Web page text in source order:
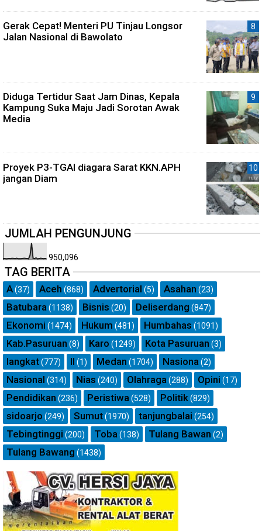
Gerak Cepat! Menteri PU Tinjau Longsor
Jalan Nasional di Bawolato
Diduga Tertidur Saat Jam Dinas, Kepala
Kampung Suka Maju Jadi Sorotan Awak
Media
Proyek P3-TGAI diagara Sarat KKN.APH
jangan Diam
JUMLAH PENGUNJUNG
950,096
TAG BERITA
A(37) Aceh (868) Advertorial (5) Asahan (23)
Batubara(1138) Bisnis (20) Deliserdang (847)
Ekonomi (1474) Hukum (481) Humbahas (1091)
Kab.Pasuruan (8) Karo (1249) Kota Pasuruan (3)
langkat(777) ll (1) Medan (1704) Nasiona(2)
Nasional (314) Nias (240) Olahraga(288) Opini (17)
Pendidikan (236) Peristiwa(528) Politik(829)
sidoarjo (249) Sumut(1970) tanjungbalai (254)
Tebingtinggi (200) Toba(138) Tulang Bawan (2)
Tulang Bawang (1438)